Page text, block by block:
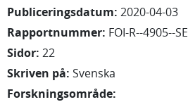
Publiceringsdatum: 2020-04-03
Rapportnummer: FOI-R--4905--SE
Sidor: 22
Skriven på: Svenska
Forskningsområde: